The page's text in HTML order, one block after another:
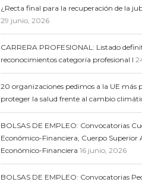
¿Recta final para la recuperación de la
29 junio, 2026
CARRERA PROFESIONAL: Listado
reconocimientos categoría profesional I
20 organizaciones pedimos a la UE más
proteger la salud frente al cambio
BOLSAS DE EMPLEO: Convocatorias
Económico-Financiera, Cuerpo Superior
Económico-Financiera 16 junio, 2026
BOLSAS DE EMPLEO: Convocatorias